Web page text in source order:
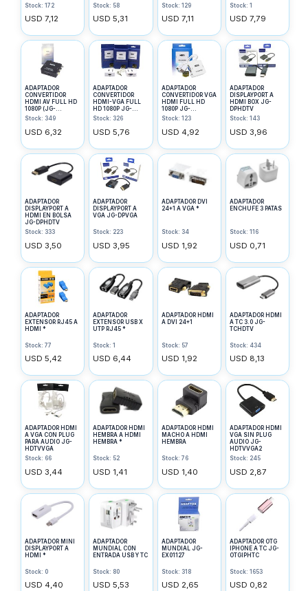
Stock: 172
USD 7,12
Stock: 58
USD 5,31
Stock: 129
USD 7,11
Stock: 1
USD 7,79
ADAPTADOR
CONVERTIDOR
HDMI AV FULL HD
1080P (JG-
HDTVAV)
Stock: 349
USD 6,32
ADAPTADOR
CONVERTIDOR
HDMI-VGA FULL
HD 1080P JG-
HDTVVGA
Stock: 326
USD 5,76
ADAPTADOR
CONVERTIDOR VGA
HDMI FULL HD
1080P JG-
VGAHDTV
Stock: 123
USD 4,92
ADAPTADOR
DISPLAYPORT A
HDMI BOX JG-
DPHDTV
Stock: 143
USD 3,96
ADAPTADOR
DISPLAYPORT A
HDMI EN BOLSA
JG-DPHDTV
Stock: 333
USD 3,50
ADAPTADOR
DISPLAYPORT A
VGA JG-DPVGA
Stock: 223
USD 3,95
ADAPTADOR DVI
24+1 A VGA *
Stock: 34
USD 1,92
ADAPTADOR
ENCHUFE 3 PATAS
Stock: 116
USD 0,71
ADAPTADOR
EXTENSOR RJ45 A
HDMI *
Stock: 77
USD 5,42
ADAPTADOR
EXTENSOR USB X
UTP RJ45 *
Stock: 1
USD 6,44
ADAPTADOR HDMI
A DVI 24+1
Stock: 57
USD 1,92
ADAPTADOR HDMI
A TC 3.0 JG-
TCHDTV
Stock: 434
USD 8,13
ADAPTADOR HDMI
A VGA CON PLUG
PARA AUDIO JG-
HDTVVGA
Stock: 66
USD 3,44
ADAPTADOR HDMI
HEMBRA A HDMI
HEMBRA *
Stock: 52
USD 1,41
ADAPTADOR HDMI
MACHO A HDMI
HEMBRA
Stock: 76
USD 1,40
ADAPTADOR HDMI
VGA SIN PLUG
AUDIO JG-
HDTVVGA2
Stock: 245
USD 2,87
ADAPTADOR MINI
DISPLAYPORT A
HDMI *
Stock: 0
USD 4,40
ADAPTADOR
MUNDIAL CON
ENTRADA USB Y TC
Stock: 80
USD 5,53
ADAPTADOR
MUNDIAL JG-
EX01127
Stock: 318
USD 2,65
ADAPTADOR OTG
IPHONE A TC JG-
OTGIPHTC
Stock: 1653
USD 0,82